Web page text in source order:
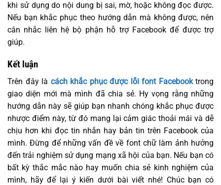
khi sử dụng do nội dung bị sai, mờ, hoặc không đọc được.
Nếu bạn khắc phục theo hướng dẫn mà không được, nên
cân nhắc liên hệ bộ phận hỗ trợ Facebook để được trợ
giúp.
Kết luận
Trên đây là cách khắc phục được lỗi font Facebooktrong
giao diện mới mà mình đã chia sẻ. Hy vọng rằng những
hướng dẫn này sẽ giúp bạn nhanh chóng khắc phục được
nhược điểm này, từ đó mang lại cảm giác thoải mái và dễ
chịu hơn khi đọc tin nhắn hay bản tin trên Facebook của
mình. Đừng để những vấn đề về font chữ làm ảnh hưởng
đến trải nghiệm sử dụng mạng xã hội của bạn. Nếu bạn có
bất kỳ thắc mắc nào hay muốn chia sẻ kinh nghiệm của
mình, hãy để lại ý kiến dưới bài viết nhé! Chúc bạn có